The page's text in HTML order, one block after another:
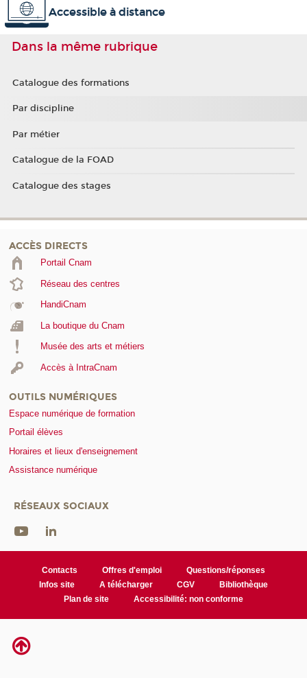
Accessible à distance
Dans la même rubrique
Catalogue des formations
Par discipline
Par métier
Catalogue de la FOAD
Catalogue des stages
ACCÈS DIRECTS
Portail Cnam
Réseau des centres
HandiCnam
La boutique du Cnam
Musée des arts et métiers
Accès à IntraCnam
OUTILS NUMÉRIQUES
Espace numérique de formation
Portail élèves
Horaires et lieux d'enseignement
Assistance numérique
RÉSEAUX SOCIAUX
Contacts Offres d'emploi
Questions/réponses
Infos site
A télécharger CGV
Bibliothèque
Plan de site
Accessibilité: non conforme